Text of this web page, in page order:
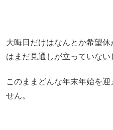
大晦日だけはなんとか希望
はまだ見通しが立っていない
このままどんな年末年始を
せん。